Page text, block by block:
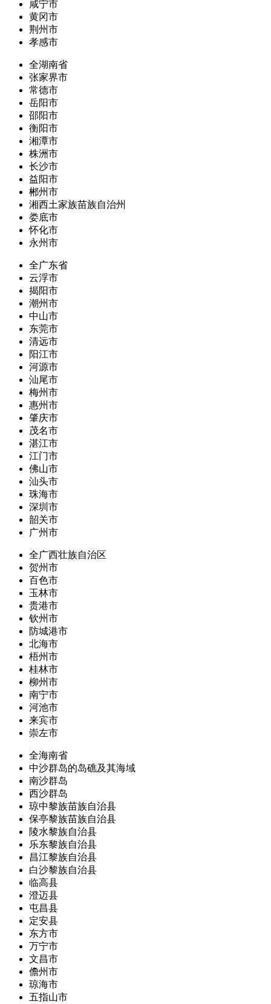
咸宁市
黄冈市
荆州市
孝感市
全湖南省
张家界市
常德市
岳阳市
邵阳市
衡阳市
湘潭市
株洲市
长沙市
益阳市
郴州市
湘西土家族苗族自治州
娄底市
怀化市
永州市
全广东省
云浮市
揭阳市
潮州市
中山市
东莞市
清远市
阳江市
河源市
汕尾市
梅州市
惠州市
肇庆市
茂名市
湛江市
江门市
佛山市
汕头市
珠海市
深圳市
韶关市
广州市
全广西壮族自治区
贺州市
百色市
玉林市
贵港市
钦州市
防城港市
北海市
梧州市
桂林市
柳州市
南宁市
河池市
来宾市
崇左市
全海南省
中沙群岛的岛礁及其海域
南沙群岛
西沙群岛
琼中黎族苗族自治县
保亭黎族苗族自治县
陵水黎族自治县
乐东黎族自治县
昌江黎族自治县
白沙黎族自治县
临高县
澄迈县
屯昌县
定安县
东方市
万宁市
文昌市
儋州市
琼海市
五指山市